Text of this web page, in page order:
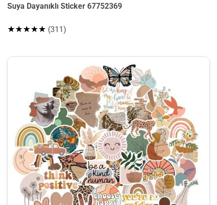
Suya Dayanıklı Sticker 67752369
★★★★★ (311)